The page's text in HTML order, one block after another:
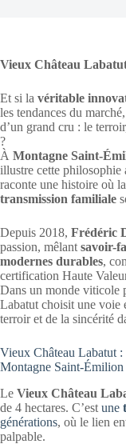
Vieux Château
Et si la véritable
les tendances du
d’un grand cru : le
?
À Montagne Saint-
illustre cette philosophie
raconte une histoire où la
transmission familiale
Depuis 2018, Frédéric
passion, mêlant savoir-
modernes durables,
certification Haute
Dans un monde viticole
Labatut choisit une voie
terroir et de la sincérité
Vieux Château Labatut
Montagne Saint-Émilion
Le Vieux Château
de 4 hectares. C’est une
générations, où le lien
palpable.